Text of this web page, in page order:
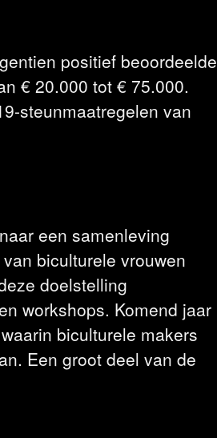
positief beoordeelde
€ 20.000 tot € 75.000.
steunmaatregelen van
een samenleving
biculturele vrouwen
doelstelling
workshops. Komend jaar
biculturele makers
Een groot deel van de